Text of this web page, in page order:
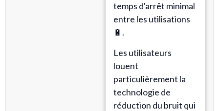
temps d'arrêt minimal
entre les utilisations
🔋.
Les utilisateurs
louent
particulièrement la
technologie de
réduction du bruit qui